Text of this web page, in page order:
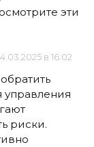
эти
в 16:02
риски.